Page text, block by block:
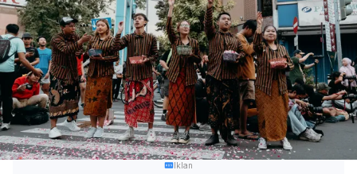
Iklan